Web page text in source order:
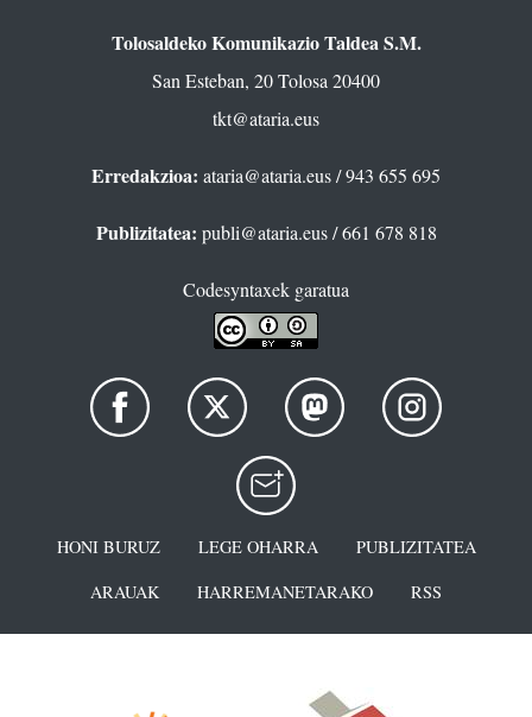
Tolosaldeko Komunikazio Taldea S.M.
San Esteban, 20 Tolosa 20400
tkt@ataria.eus
Erredakzioa: ataria@ataria.eus/ 943 655 695
Publizitatea: publi@ataria.eus/ 661 678 818
Codesyntaxek garatua
HONI BURUZ LEGE OHARRA
PUBLIZITATEA
ARAUAK
HARREMANETARAKO RSS